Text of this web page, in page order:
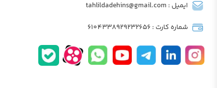
ایمیل : tahlildadehins@gmail.com
شماره کارت : 6104338929232656